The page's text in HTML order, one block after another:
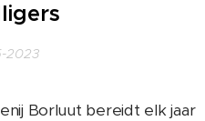
2023
Borluut bereidt elk jaar